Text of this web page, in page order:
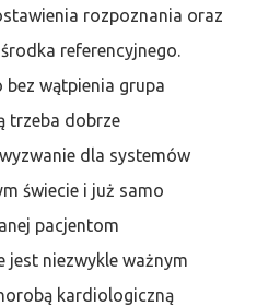
rozpoznania oraz
referencyjnego.
wątpienia grupa
trzeba dobrze
dla systemów
świecie i już samo
pacjentom
jest niezwykle ważnym
kardiologiczną